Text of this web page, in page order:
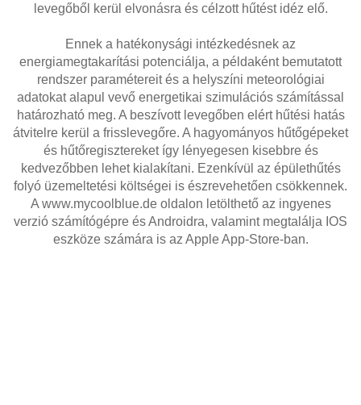
levegőből kerül elvonásra és célzott hűtést idéz elő.
Ennek a hatékonysági intézkedésnek az
energiamegtakarítási potenciálja, a példaként bemutatott
rendszer paramétereit és a helyszíni meteorológiai
adatokat alapul vevő energetikai szimulációs számítással
határozható meg. A beszívott levegőben elért hűtési hatás
átvitelre kerül a frisslevegőre. A hagyományos hűtőgépeket
és hűtőregisztereket így lényegesen kisebbre és
kedvezőbben lehet kialakítani. Ezenkívül az épülethűtés
folyó üzemeltetési költségei is észrevehetően csökkennek.
A www.mycoolblue.de oldalon letölthető az ingyenes
verzió számítógépre és Androidra, valamint megtalálja IOS
eszköze számára is az Apple App-Store-ban.